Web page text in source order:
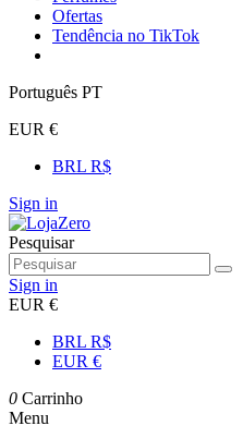
Ofertas
Tendência no TikTok
Português PT
EUR €
BRL R$
Sign in
Pesquisar
Sign in
EUR €
BRL R$
EUR €
0 Carrinho
Menu